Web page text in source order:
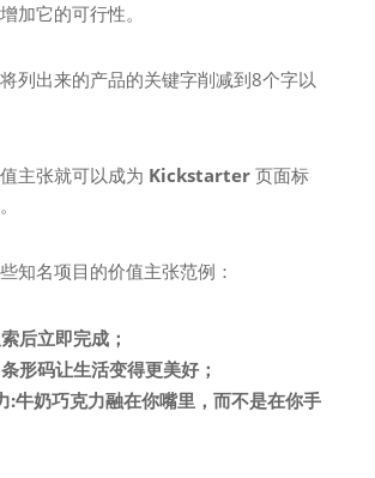
加它的可行性。
列出来的产品的关键字削减到8个字以
主张就可以成为 Kickstarter 页面标
知名项目的价值主张范例：
后立即完成；
形码让生活变得更美好；
:牛奶巧克力融在你嘴里，而不是在你手